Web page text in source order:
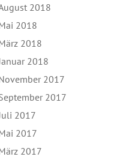
2018
2018
2018
2018
2017
2017
2017
2017
2017